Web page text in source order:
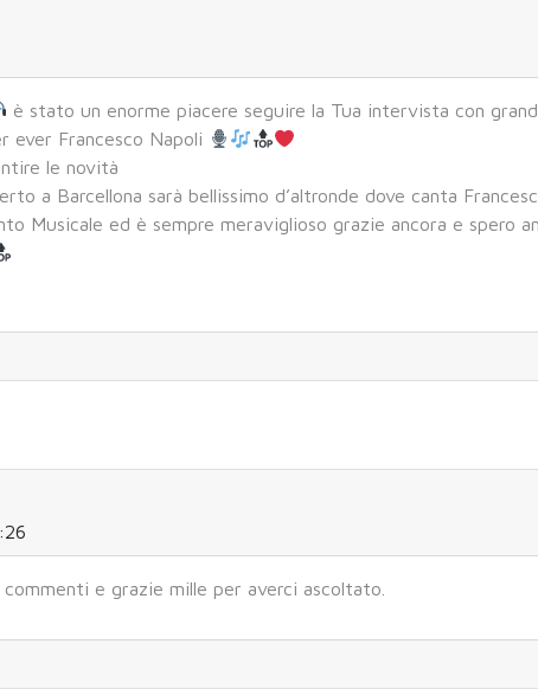
è stato un enorme piacere seguire la Tua intervista con
ever Francesco Napoli
le novità
a Barcellona sarà bellissimo d’altronde dove canta
Musicale ed è sempre meraviglioso grazie ancora e spero
e grazie mille per averci ascoltato.